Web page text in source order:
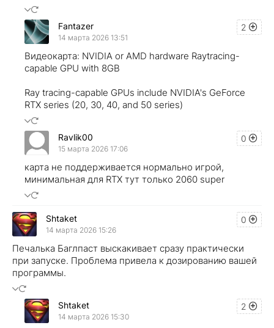
2
Fantazer
14 марта 2026 13:51
Видеокарта: NVIDIA or AMD hardware Raytracing-
capable GPU with 8GB
Ray tracing-capable GPUs include NVIDIA's GeForce
RTX series (20, 30, 40, and 50 series)
0
Ravlik00
15 марта 2026 17:06
карта не поддерживается нормально игрой,
минимальная для RTX тут только 2060 super
0
Shtaket
14 марта 2026 15:26
Печалька Баглпаст выскакивает сразу практически
при запуске. Проблема привела к дозированию вашей
программы.
2
Shtaket
14 марта 2026 15:30